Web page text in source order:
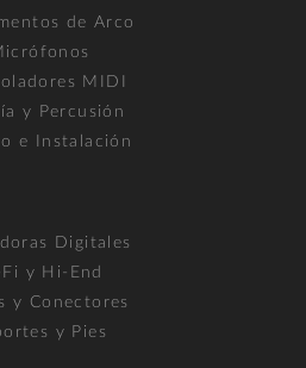
de Arco
MIDI
y Percusión
e Instalación
Digitales
y Hi-End
y Conectores
y Pies